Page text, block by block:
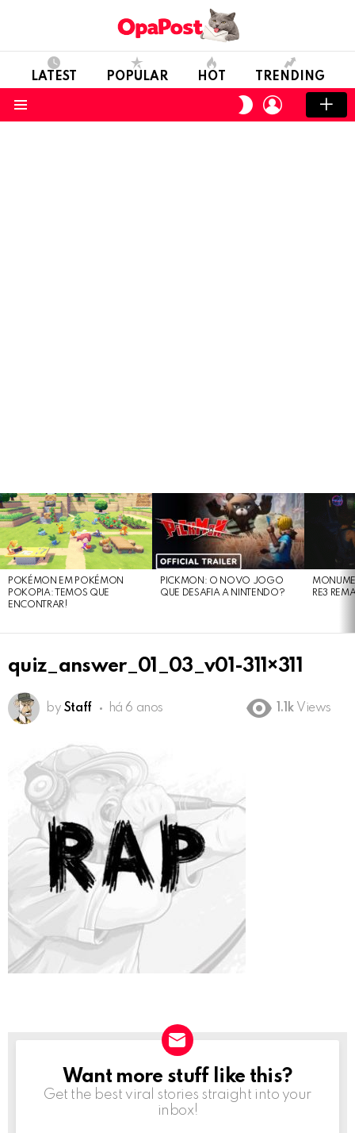
LATEST POPULAR HOT TRENDING
SWITCH
SKIN
LOGIN
LATEST
STORIES
POKÉMON EM POKÉMON
POKOPIA: TEMOS QUE
ENCONTRAR!
PICKMON: O NOVO JOGO
QUE DESAFIA A NINTENDO?
RE3
quiz_answer_01_03_v01-311×311
by Staff há 6 anos 1.1k Views
NEWSLETTER
Want more stuff like this?
Get the best viral stories straight into your
inbox!